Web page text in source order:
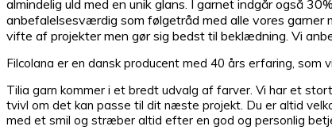
almindelig uld med en unik glans. I garnet indgår også
anbefalelsesværdig som følgetråd med alle vores garner
vifte af projekter men gør sig bedst til beklædning. Vi
Filcolana er en dansk producent med 40 års erfaring,
Tilia garn kommer i et bredt udvalg af farver. Vi har et
tvivl om det kan passe til dit næste projekt. Du er altid
med et smil og stræber altid efter en god og personlig